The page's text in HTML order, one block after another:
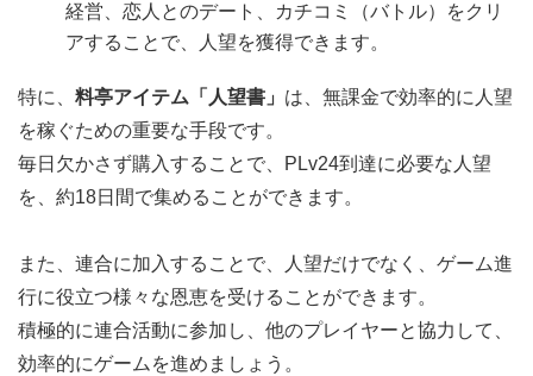
経営、恋人とのデート、カチコミ（バトル）をクリ
アすることで、人望を獲得できます。
特に、 料亭アイテム「人望書」 は、無課金で効率的に人望
を稼ぐための重要な手段です。
毎日欠かさず購入することで、PLv24到達に必要な人望
を、約18日間で集めることができます。
また、連合に加入することで、人望だけでなく、ゲーム進
行に役立つ様々な恩恵を受けることができます。
積極的に連合活動に参加し、他のプレイヤーと協力して、
効率的にゲームを進めましょう。